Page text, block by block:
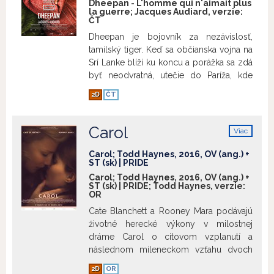
zrozumiteľný naprieč generáciami i
kontinentmi, získal na MFF Cannes
a je prvým počinom kultového
japonského štúdia Ghibli s európskou
koprodukciou.Zobraziť viac
Dheepan - L'homme qui n'aimait plus
la guerre; Jacques Audiard, verzie:
ČT
Dheepan je bojovník za nezávislosť,
tamilský tiger. Keď sa občianska vojna na
Srí Lanke blíží ku koncu a porážka sa zdá
byť neodvratná, utečie do Paríža, kde
začne novú kapitolu života ako správca
domu na predmestí. Avšak ilúziu, že
rodinu, čoskoro rozbije násilie, ktoré je
vo veľkomeste na dennom poriadku.
Tamilský tiger tak znovu musí použiť
svoje vojenské inštinkty, aby ochránil to,
na čom mu záleží.
Zobraziť viac
2D ČT
Viac
Carol
Carol; Todd Haynes, 2016, OV (ang.) +
ST (sk) | PRIDE
Carol; Todd Haynes, 2016, OV (ang.) +
ST (sk) | PRIDE; Todd Haynes, verzie:
OR
Cate Blanchett a Rooney Mara podávajú
životné herecké výkony v milostnej
dráme Carol o citovom vzplanutí a
následnom mileneckom vzťahu dvoch
žien v atmosfére 50. rokov. V dobe, keď
2D OR